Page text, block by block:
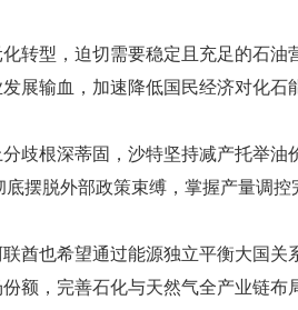
型，迫切需要稳定且充足的石油
展输血，加速降低国民经济对化石
根深蒂固，沙特坚持减产托举油
摆脱外部政策束缚，掌握产量调控
也希望通过能源独立平衡大国关
额，完善石化与天然气全产业链布